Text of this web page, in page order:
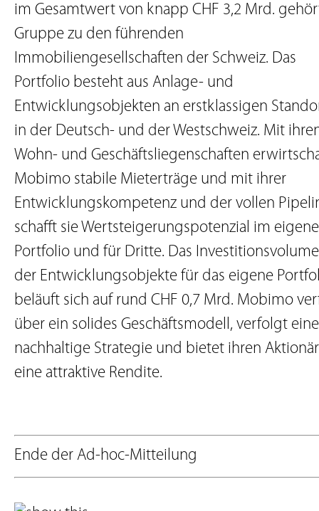
im Gesamtwert von knapp CHF 3,2 Mrd.
Gruppe zu den führenden
Immobiliengesellschaften der Schweiz. Das
Portfolio besteht aus Anlage- und
Entwicklungsobjekten an erstklassigen
in der Deutsch- und der Westschweiz. Mit
Wohn- und Geschäftsliegenschaften
Mobimo stabile Mieterträge und mit ihrer
Entwicklungskompetenz und der vollen
schafft sie Wertsteigerungspotenzial im
Portfolio und für Dritte. Das
der Entwicklungsobjekte für das eigene
beläuft sich auf rund CHF 0,7 Mrd. Mobimo
über ein solides Geschäftsmodell, verfolgt eine
nachhaltige Strategie und bietet ihren
eine attraktive Rendite.
Ende der Ad-hoc-Mitteilung